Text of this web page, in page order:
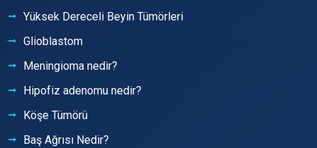
Yüksek Dereceli Beyin Tümörleri
Glioblastom
Meningioma nedir?
Hipofiz adenomu nedir?
Köşe Tümörü
Baş Ağrısı Nedir?